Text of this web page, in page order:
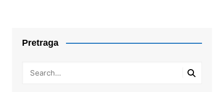
Pretraga